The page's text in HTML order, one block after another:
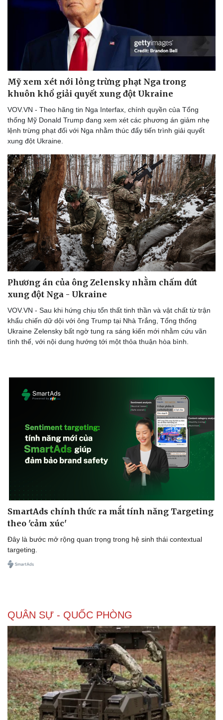
Thể thao
Bóng đá
Lịch thi đấu bóng đá
Thế giới thể thao
Hậu trường
Ô tô - Xe máy
Ô tô
Xe máy
Tư vấn
Mỹ xem xét nới lỏng trừng phạt Nga trong
khuôn khổ giải quyết xung đột Ukraine
VOV.VN - Theo hãng tin Nga Interfax, chính quyền của Tổng
thống Mỹ Donald Trump đang xem xét các phương án giảm nhẹ
lệnh trừng phạt đối với Nga nhằm thúc đẩy tiến trình giải quyết
xung đột Ukraine.
Phương án của ông Zelensky nhằm chấm dứt
xung đột Nga - Ukraine
VOV.VN - Sau khi hứng chịu tổn thất tinh thần và vật chất từ trận
khẩu chiến dữ dội với ông Trump tại Nhà Trắng, Tổng thống
Ukraine Zelensky bất ngờ tung ra sáng kiến mới nhằm cứu vãn
tình thế, với nội dung hướng tới một thỏa thuận hòa bình.
SmartAds chính thức ra mắt tính năng Targeting
theo 'cảm xúc'
Đây là bước mở rộng quan trọng trong hệ sinh thái contextual
targeting.
QUÂN SỰ - QUỐC PHÒNG